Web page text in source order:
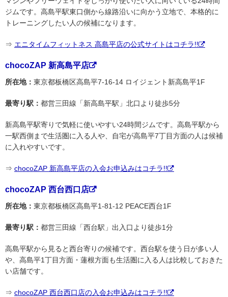
ジムです。高島平駅東口側から線路沿いに向かう立地で、本格的に
トレーニングしたい人の候補になります。
⇒ エニタイムフィットネス 高島平店の公式サイトはコチラ!!
chocoZAP 新高島平店
所在地： 東京都板橋区高島平7-16-14 ロイジェント新高島平1F
最寄り駅： 都営三田線「新高島平駅」北口より徒歩5分
新高島平駅寄りで気軽に使いやすい24時間ジムです。高島平駅から
一駅西側まで生活圏に入る人や、自宅が高島平7丁目方面の人は候補
に入れやすいです。
⇒ chocoZAP 新高島平店の入会お申込みはコチラ!!
chocoZAP 西台西口店
所在地： 東京都板橋区高島平1-81-12 PEACE西台1F
最寄り駅： 都営三田線「西台駅」出入口より徒歩1分
高島平駅から見ると西台寄りの候補です。西台駅を使う日が多い人
や、高島平1丁目方面・蓮根方面も生活圏に入る人は比較しておきた
い店舗です。
⇒ chocoZAP 西台西口店の入会お申込みはコチラ!!